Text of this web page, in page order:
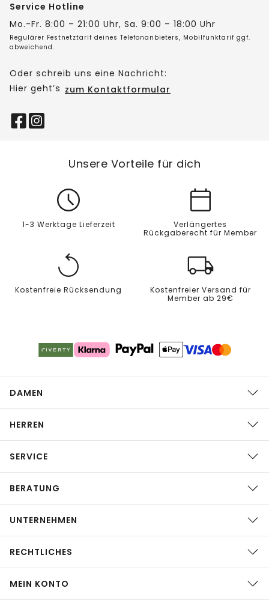
Service Hotline
Mo.-Fr. 8:00 – 21:00 Uhr, Sa. 9:00 – 18:00 Uhr
Regulärer Festnetztarif deines Telefonanbieters, Mobilfunktarif ggf.
abweichend.
Oder schreib uns eine Nachricht:
Hier geht’s zum Kontaktformular
Unsere Vorteile für dich
1-3 Werktage Lieferzeit
Verlängertes
Rückgaberecht für Member
Kostenfreie Rücksendung
Kostenfreier Versand für
Member ab 29€
DAMEN
HERREN
SERVICE
BERATUNG
UNTERNEHMEN
RECHTLICHES
MEIN KONTO